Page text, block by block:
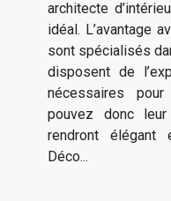
architecte
idéal. L’avantage
sont spécialisés
disposent de
nécessaires
pouvez donc
rendront élégant
Déco...